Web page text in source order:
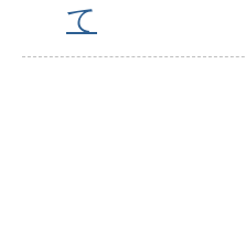
て